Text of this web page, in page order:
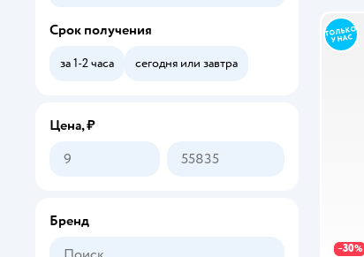
−30%
Срок получения
за 1-2 часа сегодня или завтра
Цена, ₽
Бренд